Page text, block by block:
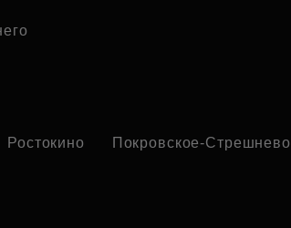
Ростокино Покровское-Стрешнево